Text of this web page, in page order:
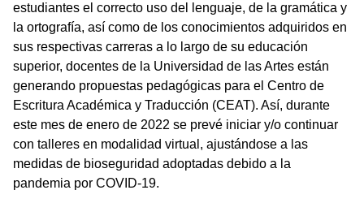
estudiantes el correcto uso del lenguaje, de la gramática y
la ortografía, así como de los conocimientos adquiridos en
sus respectivas carreras a lo largo de su educación
superior, docentes de la Universidad de las Artes están
generando propuestas pedagógicas para el Centro de
Escritura Académica y Traducción (CEAT). Así, durante
este mes de enero de 2022 se prevé iniciar y/o continuar
con talleres en modalidad virtual, ajustándose a las
medidas de bioseguridad adoptadas debido a la
pandemia por COVID-19.